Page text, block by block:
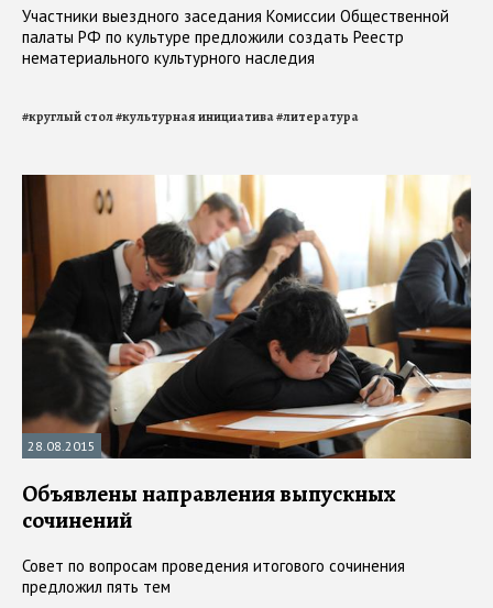
Участники выездного заседания Комиссии Общественной
палаты РФ по культуре предложили создать Реестр
нематериального культурного наследия
#круглый стол#культурная инициатива#литература
28.08.2015
Объявлены направления выпускных
сочинений
Совет по вопросам проведения итогового сочинения
предложил пять тем